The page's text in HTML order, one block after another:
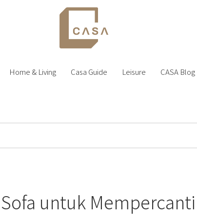
Home & Living Casa Guide Leisure CASA Blog
untuk